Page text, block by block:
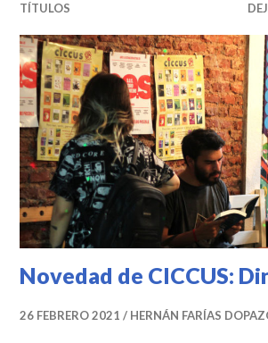
TÍTULOS
Novedad de CICCUS:
26 FEBRERO 2021 HERNÁN FARÍAS